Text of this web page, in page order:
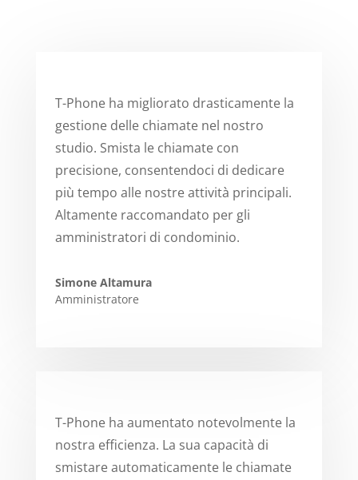
T-Phone ha migliorato drasticamente la
gestione delle chiamate nel nostro
studio. Smista le chiamate con
precisione, consentendoci di dedicare
più tempo alle nostre attività principali.
Altamente raccomandato per gli
amministratori di condominio.
Simone Altamura
Amministratore
T-Phone ha aumentato notevolmente la
nostra efficienza. La sua capacità di
smistare automaticamente le chiamate